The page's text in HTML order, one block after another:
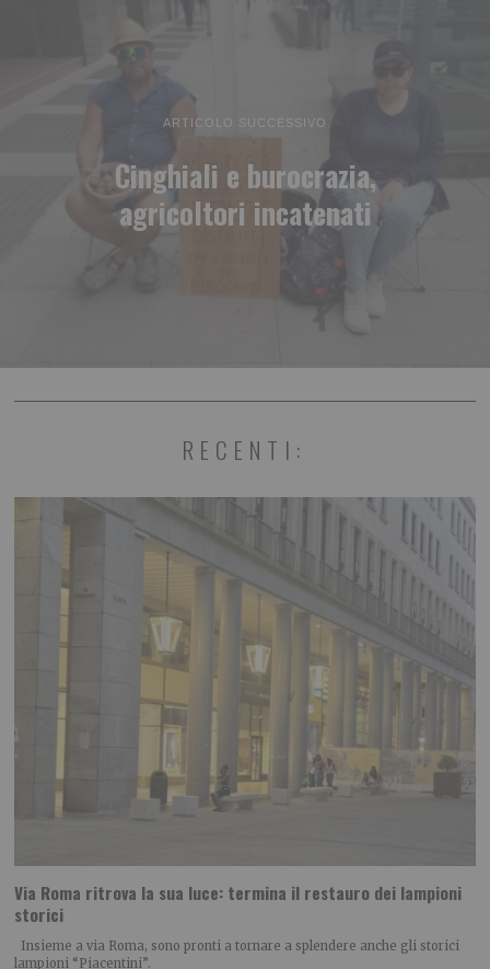
ARTICOLO SUCCESSIVO
Cinghiali e burocrazia,
agricoltori incatenati
RECENTI:
Via Roma ritrova la sua luce: termina il restauro dei lampioni
storici
Insieme a via Roma, sono pronti a tornare a splendere anche gli storici
lampioni “Piacentini”.